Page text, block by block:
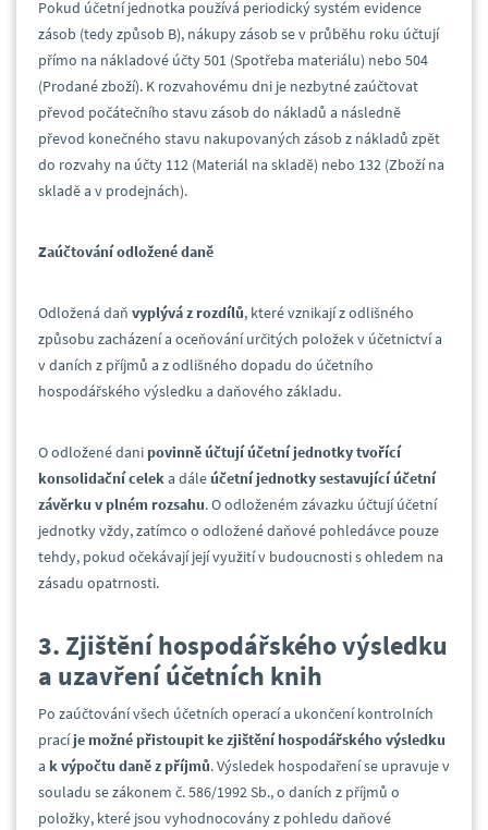
Pokud účetní jednotka používá periodický systém evidence
zásob (tedy způsob B), nákupy zásob se v průběhu roku účtují
přímo na nákladové účty 501 (Spotřeba materiálu) nebo 504
(Prodané zboží). K rozvahovému dni je nezbytné zaúčtovat
převod počátečního stavu zásob do nákladů a následně
převod konečného stavu nakupovaných zásob z nákladů zpět
do rozvahy na účty 112 (Materiál na skladě) nebo 132 (Zboží na
skladě a v prodejnách).
Zaúčtování odložené daně
Odložená daň vyplývá z rozdílů, které vznikají z odlišného
způsobu zacházení a oceňování určitých položek v účetnictví a
v daních z příjmů a z odlišného dopadu do účetního
hospodářského výsledku a daňového základu.
O odložené dani povinně účtují účetní jednotky tvořící
konsolidační celeka dáleúčetní jednotky sestavující účetní
závěrku v plném rozsahu. O odloženém závazku účtují účetní
jednotky vždy, zatímco o odložené daňové pohledávce pouze
tehdy, pokud očekávají její využití v budoucnosti s ohledem na
zásadu opatrnosti.
3. Zjištění hospodářského výsledku
a uzavření účetních knih
Po zaúčtování všech účetních operací a ukončení kontrolních
pracíje možné přistoupit ke zjištění hospodářského výsledku
a k výpočtu daně z příjmů. Výsledek hospodaření se upravuje v
souladu se zákonem č. 586/1992 Sb., o daních z příjmů o
položky, které jsou vyhodnocovány z pohledu daňové